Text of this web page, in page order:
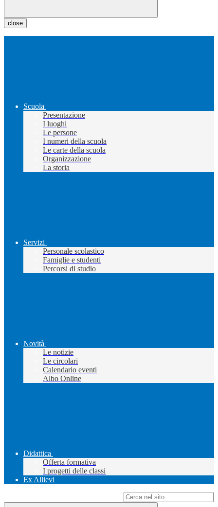
close
Scuola
Presentazione
I luoghi
Le persone
I numeri della scuola
Le carte della scuola
Organizzazione
La storia
Servizi
Personale scolastico
Famiglie e studenti
Percorsi di studio
Novità
Le notizie
Le circolari
Calendario eventi
Albo Online
Didattica
Offerta formativa
I progetti delle classi
Ex Allievi